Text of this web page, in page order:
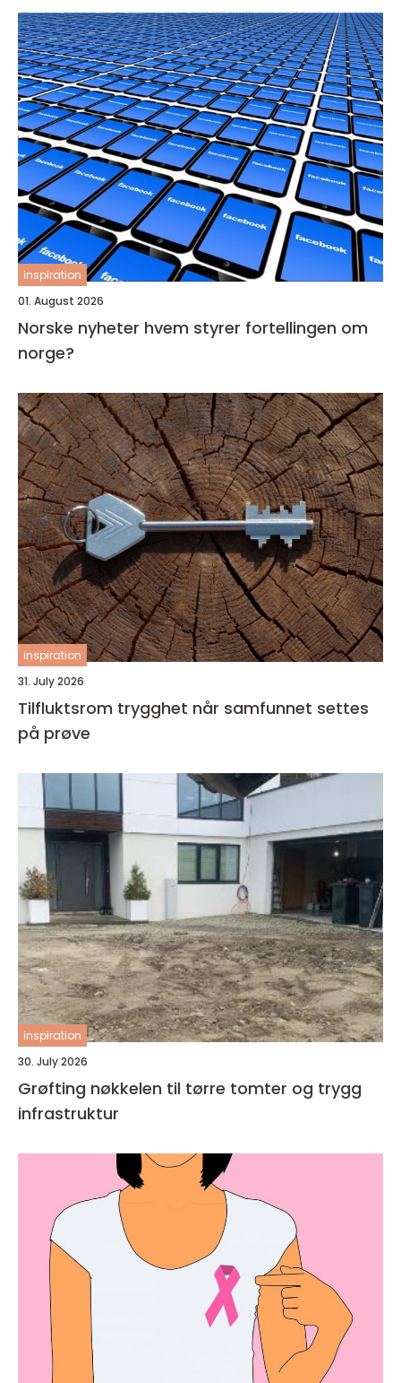
inspiration
01. August 2026
Norske nyheter hvem styrer fortellingen om
norge?
inspiration
31. July 2026
Tilfluktsrom trygghet når samfunnet settes
på prøve
inspiration
30. July 2026
Grøfting nøkkelen til tørre tomter og trygg
infrastruktur